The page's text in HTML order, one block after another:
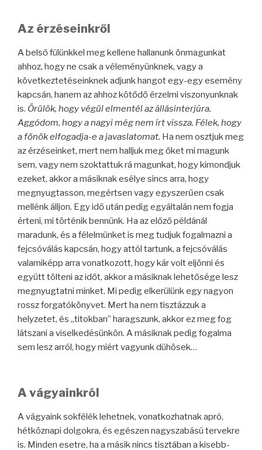
Az érzéseinkről
A belső fülünkkel meg kellene hallanunk önmagunkat
ahhoz, hogy ne csak a véleményünknek, vagy a
következtetéseinknek adjunk hangot egy-egy esemény
kapcsán, hanem az ahhoz kötődő érzelmi viszonyunknak
is. Örülök, hogy végül elmentél az állásinterjúra.
Aggódom, hogy a nagyi még nem írt vissza. Félek, hogy
a főnök elfogadja-e a javaslatomat. Ha nem osztjuk meg
az érzéseinket, mert nem halljuk meg őket mi magunk
sem, vagy nem szoktattuk rá magunkat, hogy kimondjuk
ezeket, akkor a másiknak esélye sincs arra, hogy
megnyugtasson, megértsen vagy egyszerűen csak
mellénk álljon. Egy idő után pedig egyáltalán nem fogja
érteni, mi történik bennünk. Ha az előző példánál
maradunk, és a félelmünket is meg tudjuk fogalmazni a
fejcsóválás kapcsán, hogy attól tartunk, a fejcsóválás
valamiképp arra vonatkozott, hogy kár volt eljönni és
együtt tölteni az időt, akkor a másiknak lehetősége lesz
megnyugtatni minket. Mi pedig elkerülünk egy nagyon
rossz forgatókönyvet. Mert ha nem tisztázzuk a
helyzetet, és „titokban” haragszunk, akkor ez meg fog
látszani a viselkedésünkön. A másiknak pedig fogalma
sem lesz arról, hogy miért vagyunk dühösek…
A vágyainkról
A vágyaink sokfélék lehetnek, vonatkozhatnak apró,
hétköznapi dolgokra, és egészen nagyszabású tervekre
is. Minden esetre, ha a másik nincs tisztában a kisebb-